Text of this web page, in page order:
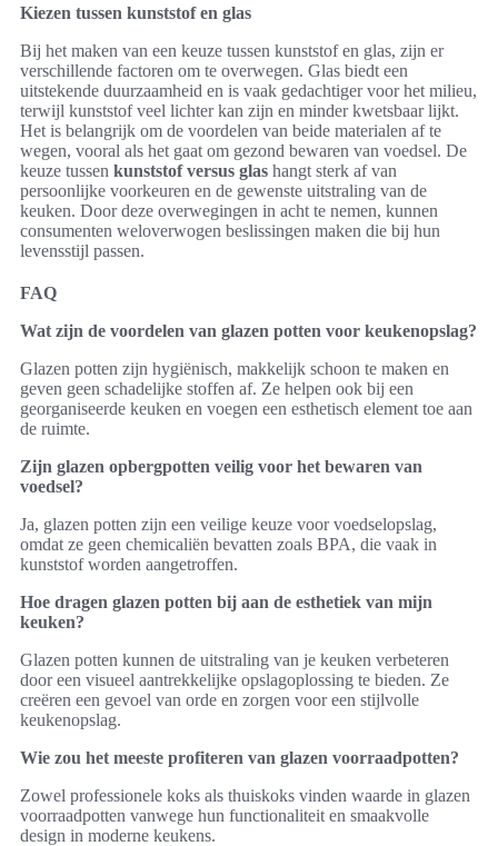
Kiezen tussen kunststof en glas
Bij het maken van een keuze tussen kunststof en glas, zijn er
verschillende factoren om te overwegen. Glas biedt een
uitstekende duurzaamheid en is vaak gedachtiger voor het milieu,
terwijl kunststof veel lichter kan zijn en minder kwetsbaar lijkt.
Het is belangrijk om de voordelen van beide materialen af te
wegen, vooral als het gaat om gezond bewaren van voedsel. De
keuze tussen kunststof versus glas hangt sterk af van
persoonlijke voorkeuren en de gewenste uitstraling van de
keuken. Door deze overwegingen in acht te nemen, kunnen
consumenten weloverwogen beslissingen maken die bij hun
levensstijl passen.
FAQ
Wat zijn de voordelen van glazen potten voor keukenopslag?
Glazen potten zijn hygiënisch, makkelijk schoon te maken en
geven geen schadelijke stoffen af. Ze helpen ook bij een
georganiseerde keuken en voegen een esthetisch element toe aan
de ruimte.
Zijn glazen opbergpotten veilig voor het bewaren van
voedsel?
Ja, glazen potten zijn een veilige keuze voor voedselopslag,
omdat ze geen chemicaliën bevatten zoals BPA, die vaak in
kunststof worden aangetroffen.
Hoe dragen glazen potten bij aan de esthetiek van mijn
keuken?
Glazen potten kunnen de uitstraling van je keuken verbeteren
door een visueel aantrekkelijke opslagoplossing te bieden. Ze
creëren een gevoel van orde en zorgen voor een stijlvolle
keukenopslag.
Wie zou het meeste profiteren van glazen voorraadpotten?
Zowel professionele koks als thuiskoks vinden waarde in glazen
voorraadpotten vanwege hun functionaliteit en smaakvolle
design in moderne keukens.